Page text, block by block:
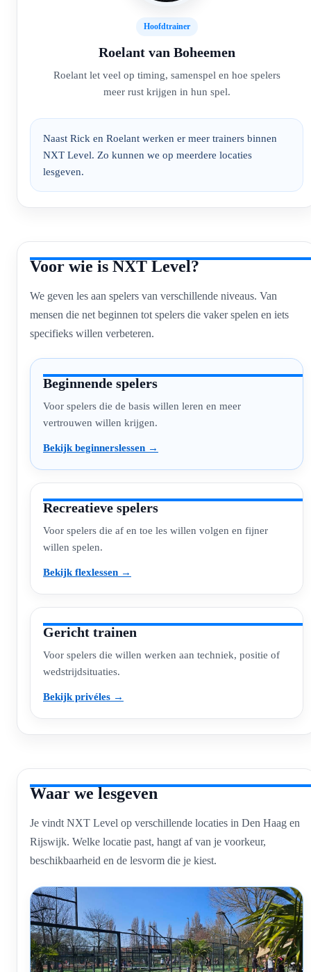
Hoofdtrainer
Roelant van Boheemen
Roelant let veel op timing, samenspel en hoe spelers
meer rust krijgen in hun spel.
Naast Rick en Roelant werken er meer trainers binnen
NXT Level. Zo kunnen we op meerdere locaties
lesgeven.
Voor wie is NXT Level?
We geven les aan spelers van verschillende niveaus. Van
mensen die net beginnen tot spelers die vaker spelen en iets
specifieks willen verbeteren.
Beginnende spelers
Voor spelers die de basis willen leren en meer
vertrouwen willen krijgen.
Bekijk beginnerslessen →
Recreatieve spelers
Voor spelers die af en toe les willen volgen en fijner
willen spelen.
Bekijk flexlessen →
Gericht trainen
Voor spelers die willen werken aan techniek, positie of
wedstrijdsituaties.
Bekijk privéles →
Waar we lesgeven
Je vindt NXT Level op verschillende locaties in Den Haag en
Rijswijk. Welke locatie past, hangt af van je voorkeur,
beschikbaarheid en de lesvorm die je kiest.